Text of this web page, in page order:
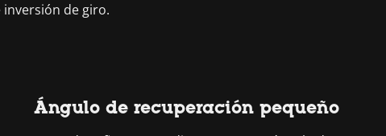
inversión de giro.
Ángulo de recuperación pequeño